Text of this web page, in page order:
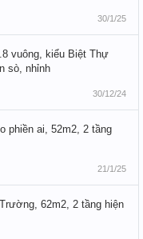
30/1/25
vuông, kiểu Biệt Thự
sò, nhỉnh
30/12/24
phiền ai, 52m2, 2 tầng
21/1/25
62m2, 2 tầng hiện